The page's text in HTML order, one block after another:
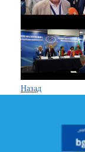
Назад